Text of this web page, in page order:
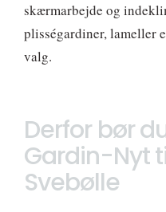
skærmarbejde og
plisségardiner, lameller
valg.
Derfor bør
Gardin-Nyt
Svebølle